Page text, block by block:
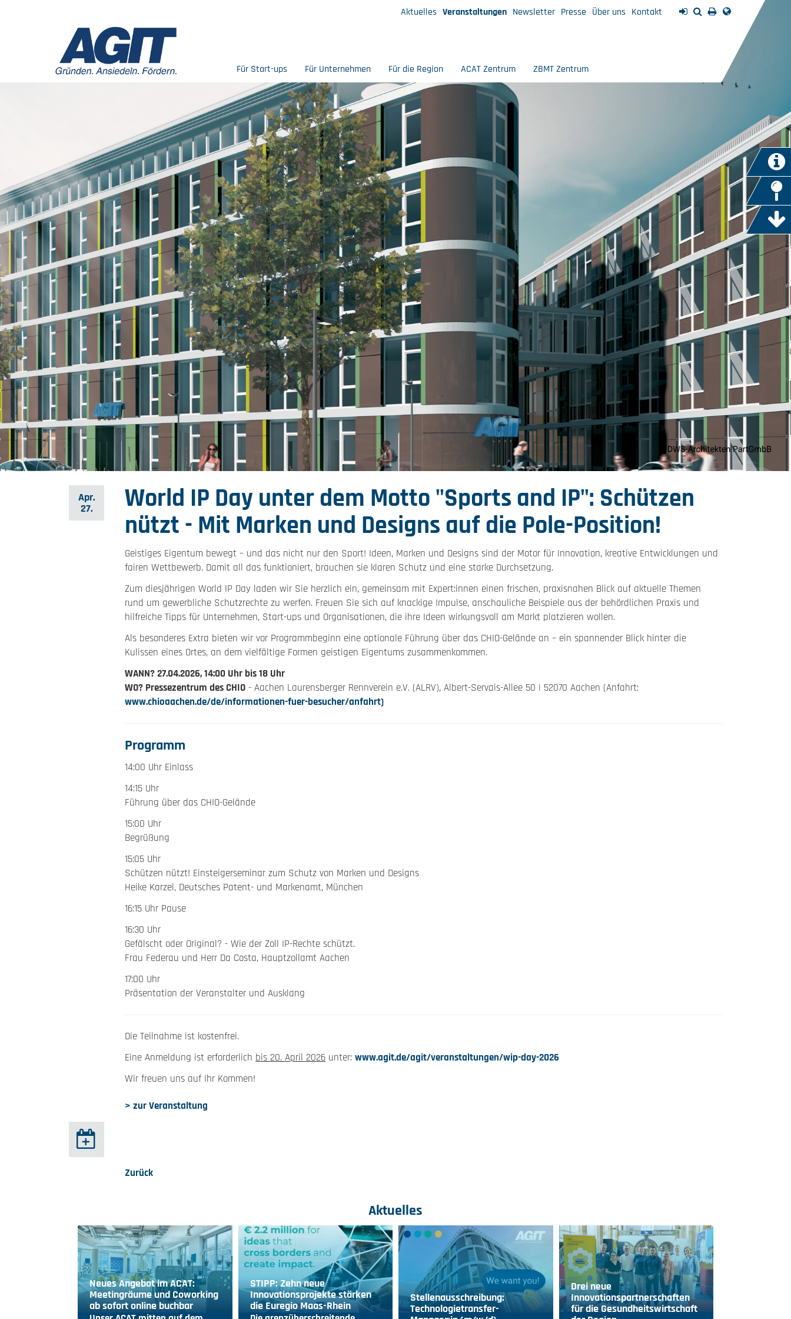
Aktuelles Veranstaltungen Newsletter Presse Über uns Kontakt
Für Start-ups Für Unternehmen Für die Region ACAT Zentrum ZBMT Zentrum
Apr.
27.
World IP Day unter dem Motto "Sports and IP": Schützen
nützt - Mit Marken und Designs auf die Pole-Position!
Geistiges Eigentum bewegt – und das nicht nur den Sport! Ideen, Marken und Designs sind der Motor für Innovation, kreative Entwicklungen und
fairen Wettbewerb. Damit all das funktioniert, brauchen sie klaren Schutz und eine starke Durchsetzung.
Zum diesjährigen World IP Day laden wir Sie herzlich ein, gemeinsam mit Expert:innen einen frischen, praxisnahen Blick auf aktuelle Themen
rund um gewerbliche Schutzrechte zu werfen. Freuen Sie sich auf knackige Impulse, anschauliche Beispiele aus der behördlichen Praxis und
hilfreiche Tipps für Unternehmen, Start-ups und Organisationen, die ihre Ideen wirkungsvoll am Markt platzieren wollen.
Als besonderes Extra bieten wir vor Programmbeginn eine optionale Führung über das CHIO-Gelände an – ein spannender Blick hinter die
Kulissen eines Ortes, an dem vielfältige Formen geistigen Eigentums zusammenkommen.
WANN? 27.04.2026, 14:00 Uhr bis 18 Uhr
WO? Pressezentrum des CHIO - Aachen Laurensberger Rennverein e.V. (ALRV), Albert-Servais-Allee 50 | 52070 Aachen (Anfahrt:
www.chioaachen.de/de/informationen-fuer-besucher/anfahrt)
Programm
14:00 Uhr Einlass
14:15 Uhr
Führung über das CHIO-Gelände
15:00 Uhr
Begrüßung
15:05 Uhr
Schützen nützt! Einsteigerseminar zum Schutz von Marken und Designs
Heike Karzel, Deutsches Patent- und Markenamt, München
16:15 Uhr Pause
16:30 Uhr
Gefälscht oder Original? - Wie der Zoll IP-Rechte schützt.
Frau Federau und Herr Da Costa, Hauptzollamt Aachen
17:00 Uhr
Präsentation der Veranstalter und Ausklang
Die Teilnahme ist kostenfrei.
Eine Anmeldung ist erforderlich bis 20. April 2026 unter: www.agit.de/agit/veranstaltungen/wip-day-2026
Wir freuen uns auf Ihr Kommen!
> zur Veranstaltung
Zurück
Aktuelles
Neues Angebot im ACAT:
Meetingräume und Coworking
ab sofort online buchbar
STIPP: Zehn neue
Innovationsprojekte stärken
die Euregio Maas-Rhein
Stellenausschreibung:
Technologietransfer-
Drei neue
Innovationspartnerschaften
für die Gesundheitswirtschaft